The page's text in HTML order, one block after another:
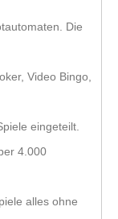
Die
Video Bingo,
eingeteilt.
4.000
alles ohne